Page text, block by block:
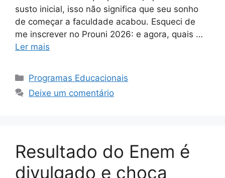
susto inicial, isso não significa que seu sonho
de começar a faculdade acabou. Esqueci de
me inscrever no Prouni 2026: e agora, quais …
Ler mais
Categorias
Programas Educacionais
Deixe um comentário
Resultado do Enem é
divulgado e choca